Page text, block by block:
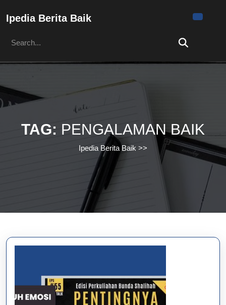
Ipedia Berita Baik
for:
TAG: PENGALAMAN BAIK
Ipedia Berita Baik >>